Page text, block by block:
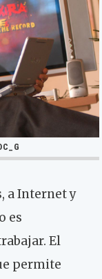
a Internet y
es
El
permite